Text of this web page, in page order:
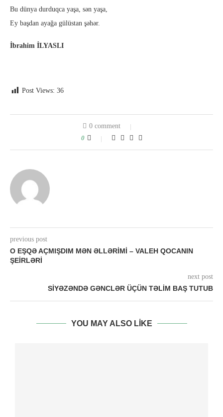
Bu dünya durduqca yaşa, sən yaşa,
Ey başdan ayağa gülüstan şəhər.
İbrahim İLYASLI
Post Views: 36
0 comment
0
previous post
O EŞQƏ AÇMIŞDIM MƏN ƏLLƏRIMI – VALEH QOCANIN
ŞEIRLƏRI
next post
SIYƏZƏNDƏ GƏNCLƏR ÜÇÜN TƏLIM BAŞ TUTUB
YOU MAY ALSO LIKE